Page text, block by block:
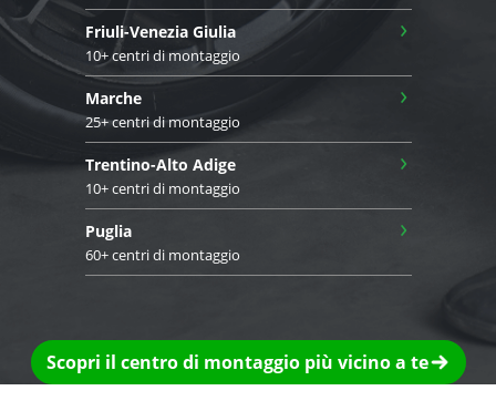
Friuli-Venezia Giulia
10+ centri di montaggio
›
Marche
25+ centri di montaggio
›
Trentino-Alto Adige
10+ centri di montaggio
›
Puglia
60+ centri di montaggio
›
Scopri il centro di montaggio più vicino a te